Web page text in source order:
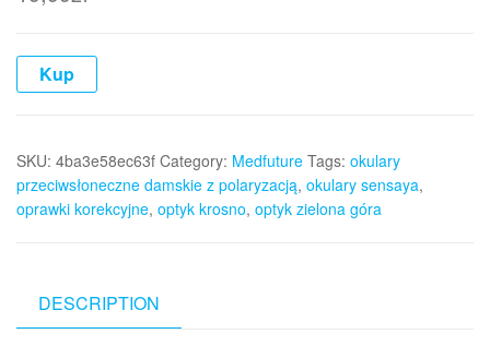
Kup
SKU: 4ba3e58ec63f Category: Medfuture Tags: okulary
przeciwsłoneczne damskie z polaryzacją, okulary sensaya,
oprawki korekcyjne, optyk krosno, optyk zielona góra
DESCRIPTION